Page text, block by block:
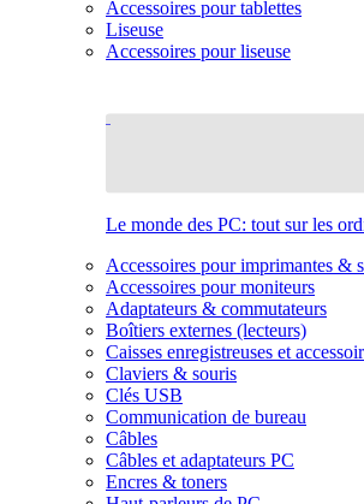
Accessoires pour tablettes
Liseuse
Accessoires pour liseuse
Le monde des PC: tout sur les
Accessoires pour imprimantes &
Accessoires pour moniteurs
Adaptateurs & commutateurs
Boîtiers externes (lecteurs)
Caisses enregistreuses et
Claviers & souris
Clés USB
Communication de bureau
Câbles
Câbles et adaptateurs PC
Encres & toners